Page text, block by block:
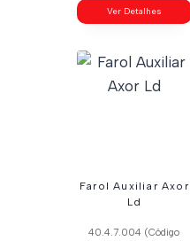
Ver Detalhes
Farol Auxiliar Axor
Ld
40.4.7.004 (Código